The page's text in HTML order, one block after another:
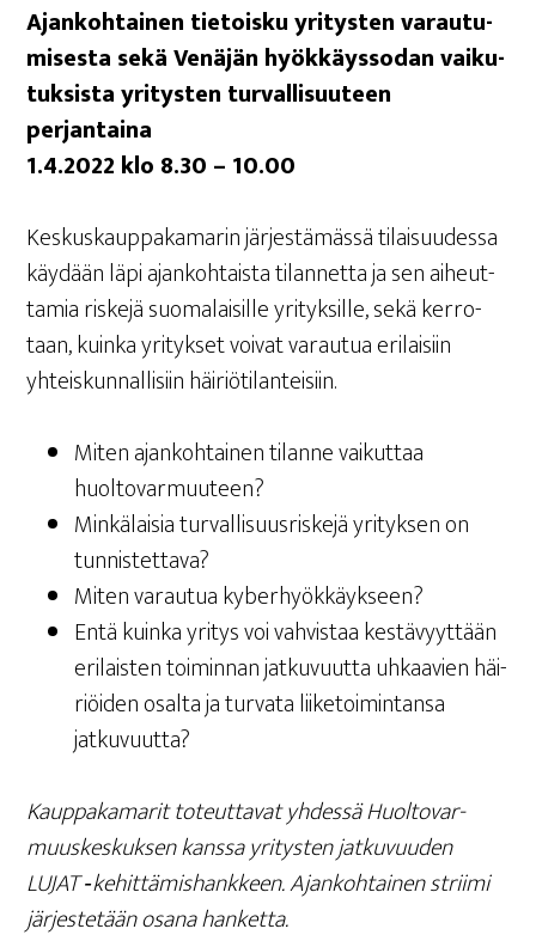
Ajan­koh­tai­nen tie­tois­ku yri­tys­ten varau­tu­
mi­ses­ta sekä Venä­jän hyök­käys­so­dan vai­ku­
tuk­sis­ta yri­tys­ten tur­val­li­suu­teen
perjantaina
1.4.2022 klo 8.30 – 10.00
Kes­kus­kaup­pa­ka­ma­rin jär­jes­tä­mäs­sä tilai­suu­des­sa
käy­dään läpi ajan­koh­tais­ta tilan­net­ta ja sen aiheut­
ta­mia ris­ke­jä suo­ma­lai­sil­le yri­tyk­sil­le, sekä ker­ro­
taan, kuin­ka yri­tyk­set voi­vat varau­tua eri­lai­siin
yhteis­kun­nal­li­siin häiriötilanteisiin.
Miten ajan­koh­tai­nen tilan­ne vai­kut­taa
huoltovarmuuteen?
Min­kä­lai­sia tur­val­li­suus­ris­ke­jä yri­tyk­sen on
tunnistettava?
Miten varau­tua kyberhyökkäykseen?
Entä kuin­ka yri­tys voi vah­vis­taa kes­tä­vyyt­tään
eri­lais­ten toi­min­nan jat­ku­vuut­ta uhkaa­vien häi­
riöi­den osal­ta ja tur­va­ta lii­ke­toi­min­tan­sa
jatkuvuutta?
Kaup­pa­ka­ma­rit toteut­ta­vat yhdes­sä Huol­to­var­
muus­kes­kuk­sen kans­sa yri­tys­ten jat­ku­vuu­den
LUJAT ‑kehit­tä­mis­hank­keen. Ajan­koh­tai­nen strii­mi
jär­jes­te­tään osa­na hanketta.